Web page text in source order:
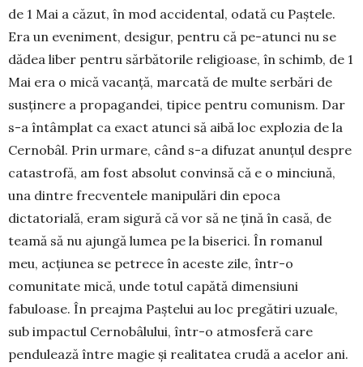
de 1 Mai a căzut, în mod accidental, odată cu Paștele.
Era un eveniment, desigur, pentru că pe-atunci nu se
dădea liber pentru sărbătorile religioase, în schimb, de 1
Mai era o mică vacanță, marcată de multe serbări de
susținere a propagandei, tipice pentru comunism. Dar
s-a întâmplat ca exact atunci să aibă loc explozia de la
Cernobâl. Prin urmare, când s-a difuzat anunțul despre
catastrofă, am fost absolut convinsă că e o minciună,
una dintre frecventele manipulări din epoca
dictatorială, eram sigură că vor să ne țină în casă, de
teamă să nu ajungă lumea pe la biserici. În romanul
meu, acțiunea se petrece în aceste zile, într-o
comunitate mică, unde totul capătă dimensiuni
fabuloase. În preajma Paștelui au loc pregătiri uzuale,
sub impactul Cernobâlului, într-o atmosferă care
pendulează între magie și realitatea crudă a acelor ani.